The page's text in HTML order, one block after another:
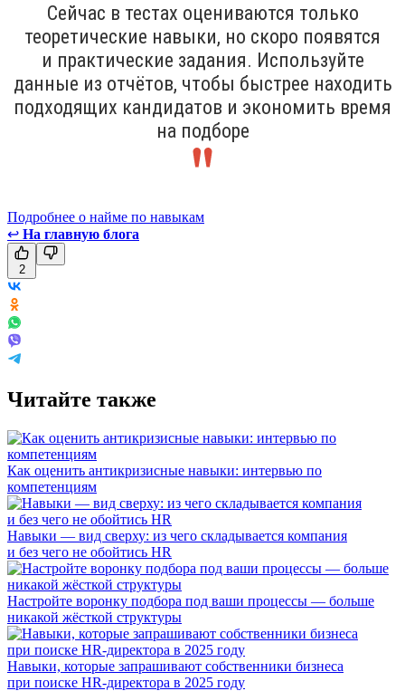
Сейчас в тестах оцениваются только
теоретические навыки, но скоро появятся
и практические задания. Используйте
данные из отчётов, чтобы быстрее находить
подходящих кандидатов и экономить время
на подборе
Подробнее о найме по навыкам
↩ На главную блога
2
Читайте также
Как оценить антикризисные навыки: интервью по
компетенциям
Навыки — вид сверху: из чего складывается компания
и без чего не обойтись HR
Настройте воронку подбора под ваши процессы — больше
никакой жёсткой структуры
Навыки, которые запрашивают собственники бизнеса
при поиске HR-директора в 2025 году